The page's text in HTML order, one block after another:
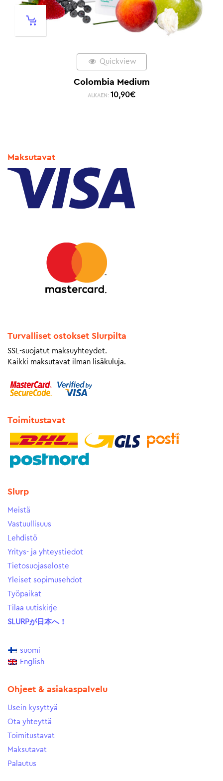
Quickview
Colombia Medium
ALKAEN: 10,90€
Maksutavat
Turvalliset ostokset Slurpilta
SSL-suojatut maksuyhteydet.
Kaikki maksutavat ilman lisäkuluja.
Toimitustavat
Slurp
Meistä
Vastuullisuus
Lehdistö
Yritys- ja yhteystiedot
Tietosuojaseloste
Yleiset sopimusehdot
Työpaikat
Tilaa uutiskirje
SLURPが日本へ！
suomi
English
Ohjeet & asiakaspalvelu
Usein kysyttyä
Ota yhteyttä
Toimitustavat
Maksutavat
Palautus